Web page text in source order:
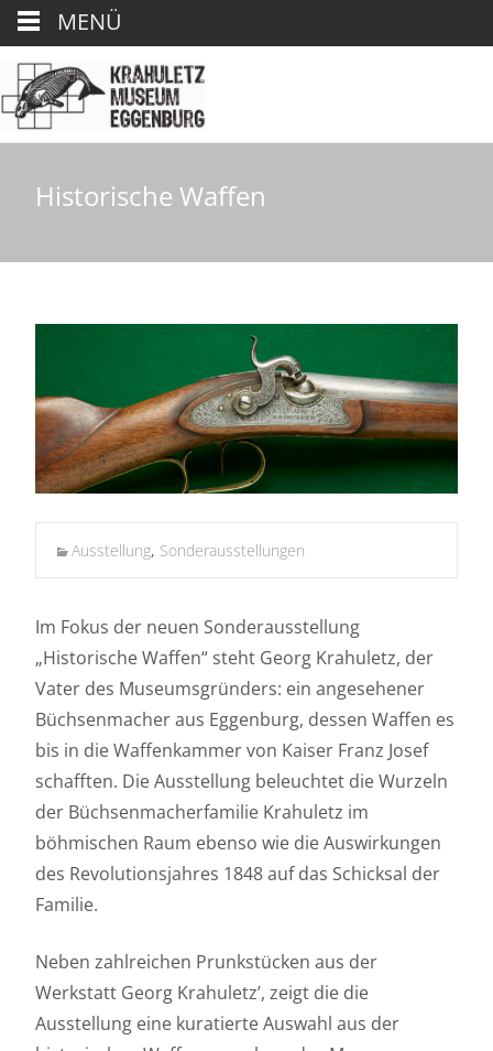
Historische Waffen
Ausstellung, Sonderausstellungen
Im Fokus der neuen Sonderausstellung
„Historische Waffen“ steht Georg Krahuletz, der
Vater des Museumsgründers: ein angesehener
Büchsenmacher aus Eggenburg, dessen Waffen es
bis in die Waffenkammer von Kaiser Franz Josef
schafften. Die Ausstellung beleuchtet die Wurzeln
der Büchsenmacherfamilie Krahuletz im
böhmischen Raum ebenso wie die Auswirkungen
des Revolutionsjahres 1848 auf das Schicksal der
Familie.
Neben zahlreichen Prunkstücken aus der
Werkstatt Georg Krahuletz’, zeigt die die
Ausstellung eine kuratierte Auswahl aus der
MENÜ